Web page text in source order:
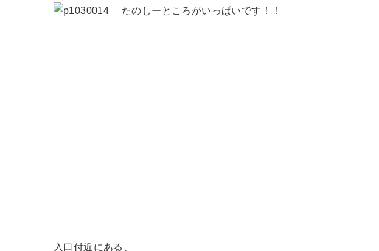
たのしーところがいっぱいです！！
入口付近にある、